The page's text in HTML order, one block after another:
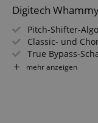
Digitech
Pitch-Shifter-
Classic- und
True Bypass-
10 Whammy-, 9
mehr anzeigen
zoovu-
vid-
91347